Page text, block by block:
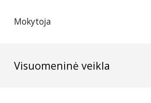
Mokytoja
Visuomeninė veikla